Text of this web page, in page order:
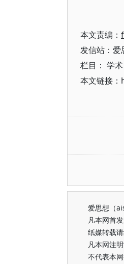
本文责编：
发信站：
栏目： 学术
本文链接
爱思想（
凡本网首
纸媒转载
凡本网注
不代表本